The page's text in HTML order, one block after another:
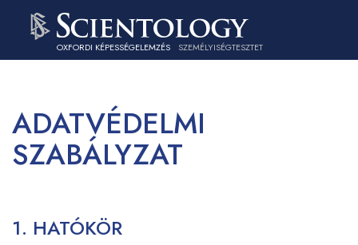
OXFORDI KÉPESSÉGELEMZÉS SZEMÉLYISÉGTESZTET
ADATVÉDELMI
SZABÁLYZAT
1. HATÓKÖR